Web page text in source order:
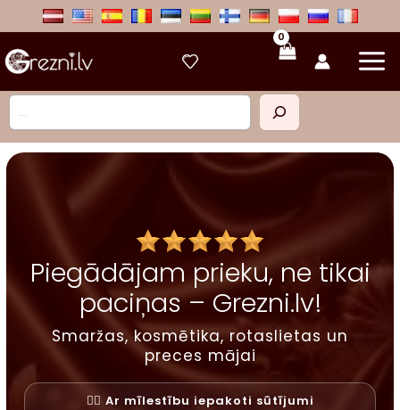
Meklēt
Piegādājam prieku, ne tikai
paciņas – Grezni.lv!
Smaržas, kosmētika, rotaslietas un
preces mājai
✓⃝ Ar mīlestību iepakoti sūtījumi